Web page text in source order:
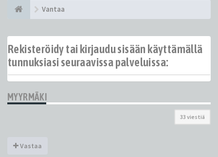
Vantaa
Rekisteröidy tai kirjaudu sisään käyttämällä
tunnuksiasi seuraavissa palveluissa:
MYYRMÄKI
33 viestiä
Vastaa